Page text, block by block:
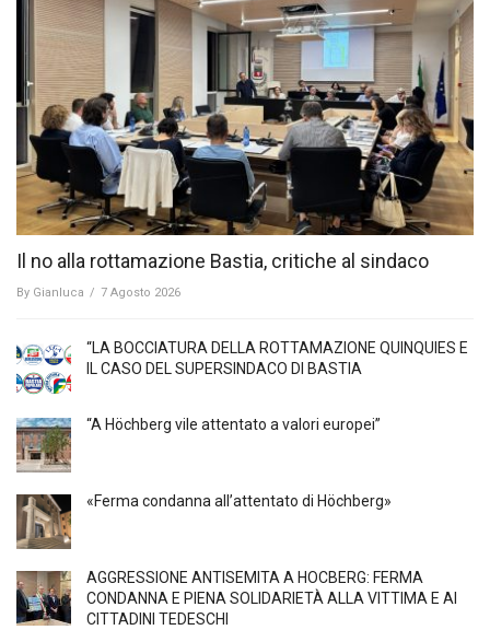
Il no alla rottamazione Bastia, critiche al sindaco
By Gianluca / 7 Agosto 2026
“LA BOCCIATURA DELLA ROTTAMAZIONE QUINQUIES E
IL CASO DEL SUPERSINDACO DI BASTIA
“A Höchberg vile attentato a valori europei”
«Ferma condanna all’attentato di Höchberg»
AGGRESSIONE ANTISEMITA A HÖCBERG: FERMA
CONDANNA E PIENA SOLIDARIETÀ ALLA VITTIMA E AI
CITTADINI TEDESCHI